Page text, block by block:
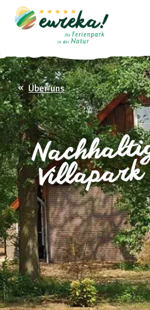
Über uns